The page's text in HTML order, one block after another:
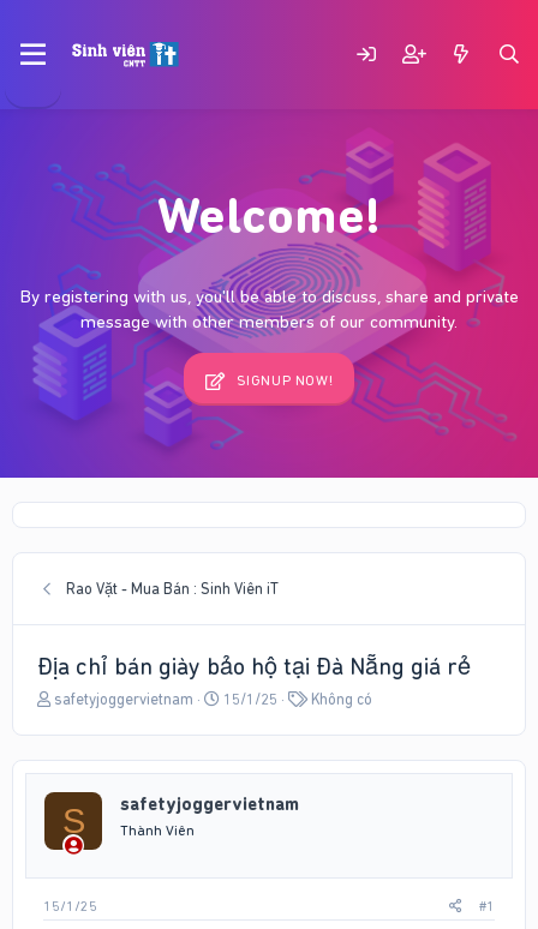
Welcome!
By registering with us, you'll be able to discuss, share and private
message with other members of our community.
SIGNUP NOW!
Rao Vặt - Mua Bán : Sinh Viên iT
Địa chỉ bán giày bảo hộ tại Đà Nẵng giá rẻ
T
e
t
t
safetyjoggervietnam
N
y
ử
15/1/25
T
h
Không có
S safetyjoggervietnam
Thành Viên
15/1/25 #1